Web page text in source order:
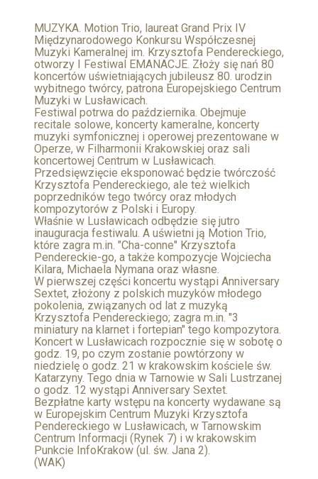
MUZYKA. Motion Trio, laureat Grand Prix IV
Międzynarodowego Konkursu Współczesnej
Muzyki Kameralnej im. Krzysztofa Pendereckiego,
otworzy I Festiwal EMANACJE. Złoży się nań 80
koncertów uświetniających jubileusz 80. urodzin
wybitnego twórcy, patrona Europejskiego Centrum
Muzyki w Lusławicach.
Festiwal potrwa do października. Obejmuje
recitale solowe, koncerty kameralne, koncerty
muzyki symfonicznej i operowej prezentowane w
Operze, w Filharmonii Krakowskiej oraz sali
koncertowej Centrum w Lusławicach.
Przedsięwzięcie eksponować będzie twórczość
Krzysztofa Pendereckiego, ale też wielkich
poprzedników tego twórcy oraz młodych
kompozytorów z Polski i Europy.
Właśnie w Lusławicach odbędzie się jutro
inauguracja festiwalu. A uświetni ją Motion Trio,
które zagra m.in. "Cha-conne" Krzysztofa
Pendereckie-go, a także kompozycje Wojciecha
Kilara, Michaela Nymana oraz własne.
W pierwszej części koncertu wystąpi Anniversary
Sextet, złożony z polskich muzyków młodego
pokolenia, związanych od lat z muzyką
Krzysztofa Pendereckiego; zagra m.in. "3
miniatury na klarnet i fortepian" tego kompozytora.
Koncert w Lusławicach rozpocznie się w sobotę o
godz. 19, po czym zostanie powtórzony w
niedzielę o godz. 21 w krakowskim kościele św.
Katarzyny. Tego dnia w Tarnowie w Sali Lustrzanej
o godz. 12 wystąpi Anniversary Sextet.
Bezpłatne karty wstępu na koncerty wydawane są
w Europejskim Centrum Muzyki Krzysztofa
Pendereckiego w Lusławicach, w Tarnowskim
Centrum Informacji (Rynek 7) i w krakowskim
Punkcie InfoKrakow (ul. św. Jana 2).
(WAK)